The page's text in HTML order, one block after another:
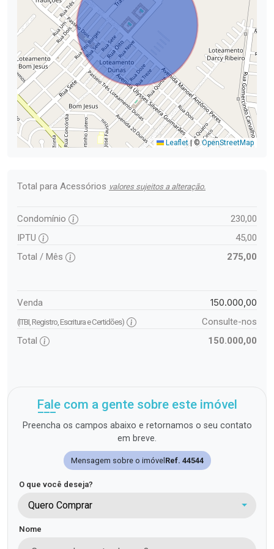
Leaflet |©OpenStreetMap
Total para Acessórios valores sujeitos a alteração.
Condomínio
230,00
IPTU
45,00
Total / Mês
275,00
Venda 150.000,00
(ITBI, Registro, Escritura e Certidões)
Consulte-nos
Total
150.000,00
Fale com a gente sobre este imóvel
Preencha os campos abaixo e retornamos o seu contato
em breve.
Mensagem sobre o imóvel Ref. 44544
O que você deseja?
Quero Comprar
Nome